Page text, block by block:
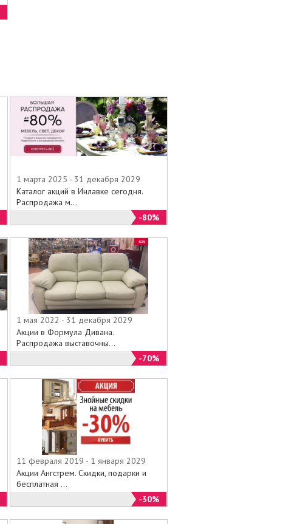
1 марта 2025 - 31 декабря 2029
Каталог акций в Инлавке сегодня.
Распродажа м...
-80%
1 мая 2022 - 31 декабря 2029
Акции в Формула Дивана.
Распродажа выставочны...
-70%
11 февраля 2019 - 1 января 2029
Акции Ангстрем. Скидки, подарки и
бесплатная ...
-30%